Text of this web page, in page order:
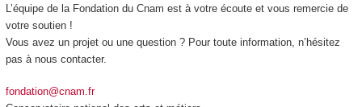
L’équipe de la Fondation du Cnam est à votre écoute et vous remercie de
votre soutien !
Vous avez un projet ou une question ? Pour toute information, n’hésitez
pas à nous contacter.
fondation@cnam.fr